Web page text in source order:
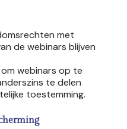
met
de webinars blijven
webinars op te
te delen
toestemming.